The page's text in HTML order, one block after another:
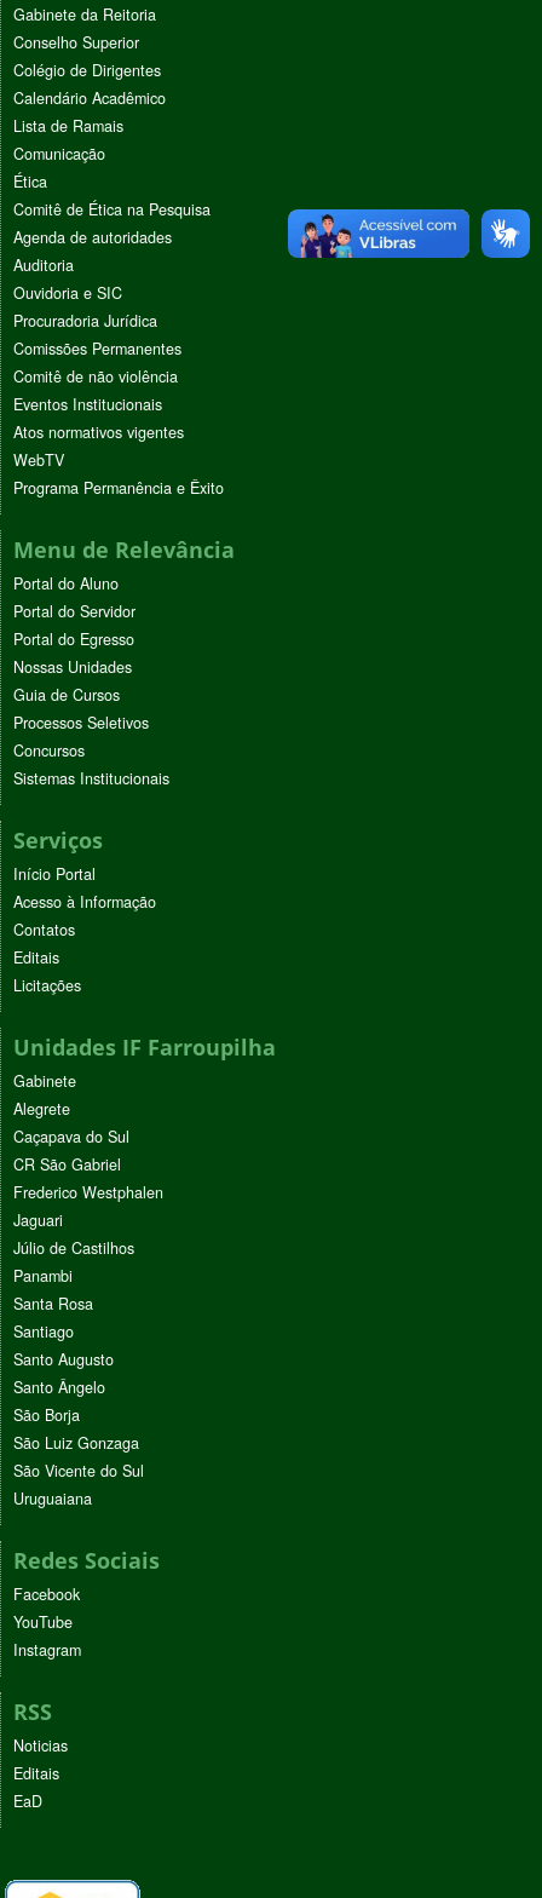
Gabinete da Reitoria
Conselho Superior
Colégio de Dirigentes
Calendário Acadêmico
Lista de Ramais
Comunicação
Ética
Comitê de Ética na Pesquisa
Agenda de autoridades
Auditoria
Ouvidoria e SIC
Procuradoria Jurídica
Comissões Permanentes
Comitê de não violência
Eventos Institucionais
Atos normativos vigentes
WebTV
Programa Permanência e Êxito
Menu de Relevância
Portal do Aluno
Portal do Servidor
Portal do Egresso
Nossas Unidades
Guia de Cursos
Processos Seletivos
Concursos
Sistemas Institucionais
Serviços
Início Portal
Acesso à Informação
Contatos
Editais
Licitações
Unidades IF Farroupilha
Gabinete
Alegrete
Caçapava do Sul
CR São Gabriel
Frederico Westphalen
Jaguari
Júlio de Castilhos
Panambi
Santa Rosa
Santiago
Santo Augusto
Santo Ângelo
São Borja
São Luiz Gonzaga
São Vicente do Sul
Uruguaiana
Redes Sociais
Facebook
YouTube
Instagram
RSS
Noticias
Editais
EaD